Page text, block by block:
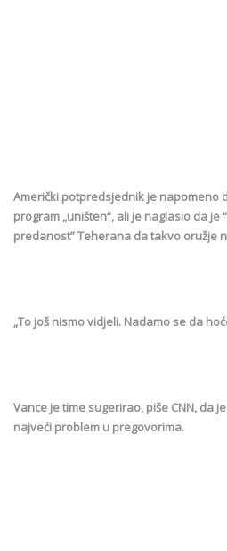
Američki potpredsjednik je napomeno
program „uništen“, ali je naglasio da je
predanost” Teherana da takvo oružje
„To još nismo vidjeli. Nadamo se da
Vance je time sugerirao, piše CNN, da
najveći problem u pregovorima.